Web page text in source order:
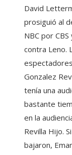
David
prosiguió al
NBC por
contra Leno.
Gonzalez
tenía una
bastante
en la
Revilla Hijo.
bajaron,